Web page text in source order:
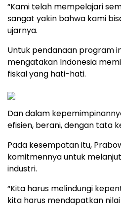
“Kami telah mempelajari
sangat yakin bahwa kami
ujarnya.
Untuk pendanaan program
mengatakan Indonesia
fiskal yang hati-hati.
Dan dalam
efisien, berani, dengan tata
Pada kesempatan itu,
komitmennya untuk
industri.
“Kita harus melindungi
kita harus mendapatkan